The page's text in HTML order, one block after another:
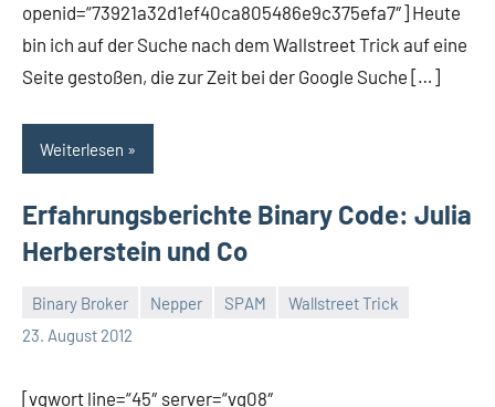
openid=“73921a32d1ef40ca805486e9c375efa7″] Heute
bin ich auf der Suche nach dem Wallstreet Trick auf eine
Seite gestoßen, die zur Zeit bei der Google Suche […]
Weiterlesen
Erfahrungsberichte Binary Code: Julia
Herberstein und Co
Binary Broker Nepper SPAM
Wallstreet Trick
23. August 2012
Thomas
14
[vgwort line=“45″ server=“vg08″